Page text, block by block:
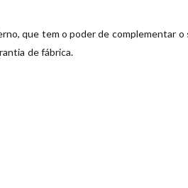
que tem o poder de complementar
de fábrica.